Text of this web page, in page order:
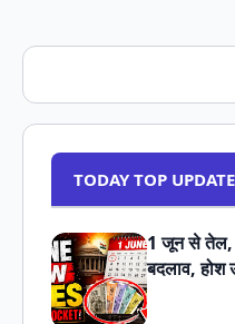
TODAY TOP UPDATE
1 जून से तेल,
बदलाव, होश